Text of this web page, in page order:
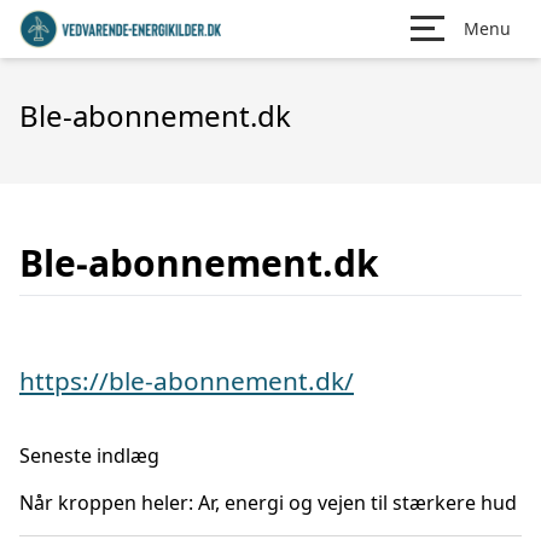
Menu
Ble-abonnement.dk
Ble-abonnement.dk
https://ble-abonnement.dk/
Seneste indlæg
Når kroppen heler: Ar, energi og vejen til stærkere hud